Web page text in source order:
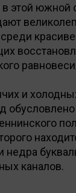
в этой южной
и
обусловлено
недра
каналов.